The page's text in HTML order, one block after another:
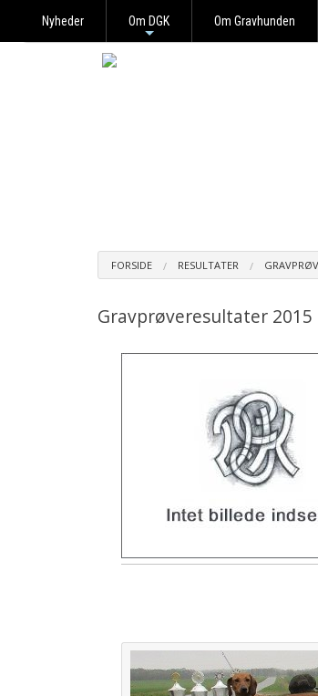
Nyheder Om DGK Om Gravhunden
FORSIDE RESULTATER
Gravprøveresultater 2015